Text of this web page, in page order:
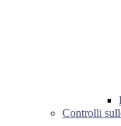
Controlli